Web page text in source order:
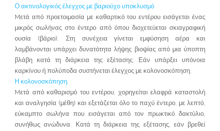
Ο ακτινολογικός έλεγχος με βαριούχο υποκλυσμό
Mετά από προετοιμασία με καθαρτικό του εντέρου εισάγεται ένας
μικρός σωλήνας στο έντερο από όπου διοχετεύεται σκιαγραφική
ουσία (βάριο). Στη συνέχεια γίνεται εμφύσηση αέρα και
λαμβάνονται υπάρχει δυνατότητα λήψης βιοψίας από μια ύποπτη
βλάβη κατά τη διάρκεια της εξέτασης. Εάν υπάρξει υπόνοια
καρκίνου ή πολύποδα συστήνεται έλεγχος με κολονοσκόπηση.
Η κολονοσκόπηση
Mετά από καθαρισμό του εντέρου, χορηγείται ελαφρά καταστολή
και αναλγησία (μέθη) και εξετάζεται όλο το παχύ έντερο, με λεπτό,
εύκαμπτο σωλήνα που εισάγεται από τον πρωκτικό δακτύλιο,
συνήθως ανώδυνα. Κατά τη διάρκεια της εξέτασης, εάν βρεθεί